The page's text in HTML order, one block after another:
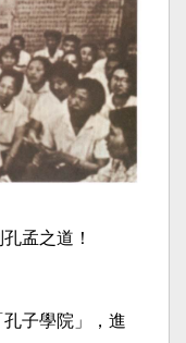
孟之道！
子學院」，進